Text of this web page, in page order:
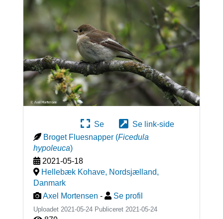
Se
Se link-side
Broget Fluesnapper (Ficedula
hypoleuca)
2021-05-18
Hellebæk Kohave, Nordsjælland,
Danmark
Axel Mortensen - Se profil
Uploadet 2021-05-24 Publiceret 2021-05-24